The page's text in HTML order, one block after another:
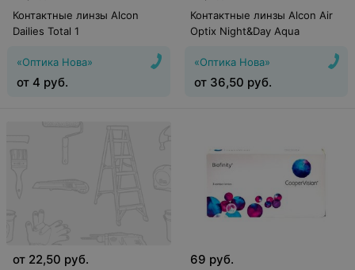
Контактные линзы Alcon
Dailies Total 1
«Оптика Нова»
от 4 руб.
Контактные линзы Alcon Air
Optix Night&Day Aqua
«Оптика Нова»
от 36,50 руб.
от 22,50 руб. 69 руб.